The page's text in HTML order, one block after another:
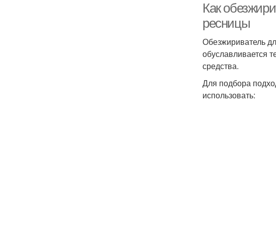
Как
ресницы
Обезжириватель
обуславливается
средства.
Для подбора
использовать: